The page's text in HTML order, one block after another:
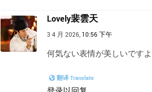
Lovely裴雲天
3 4 月 2026, 10:56 下午
何気ない表情が美しいです
翻译 Translate